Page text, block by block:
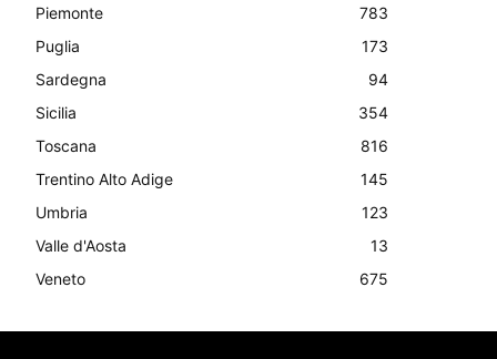
Piemonte
783
Puglia
173
Sardegna
94
Sicilia
354
Toscana
816
Trentino Alto Adige
145
Umbria
123
Valle d'Aosta
13
Veneto
675